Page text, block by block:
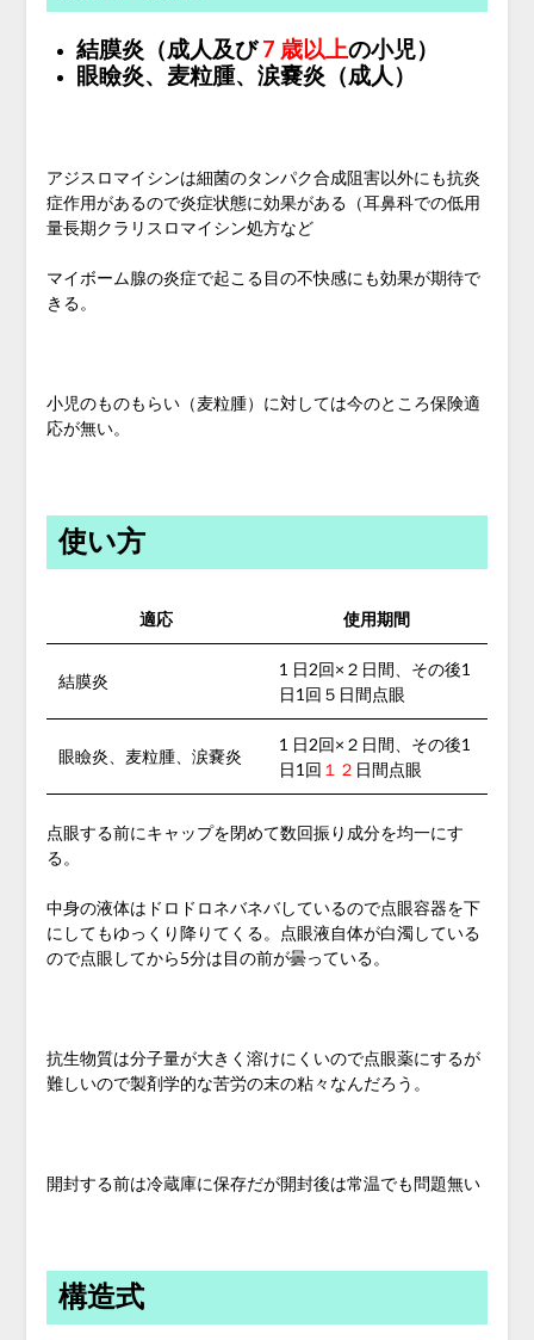
結膜炎（成人及び7 歳以上の小児）
眼瞼炎、麦粒腫、涙嚢炎（成人）
アジスロマイシンは細菌のタンパク合成阻害以外にも抗炎
症作用があるので炎症状態に効果がある（耳鼻科での低用
量長期クラリスロマイシン処方など
マイボーム腺の炎症で起こる目の不快感にも効果が期待で
きる。
小児のものもらい（麦粒腫）に対しては今のところ保険適
応が無い。
使い方
適応 使用期間
結膜炎
1 日2回×２日間、その後1
日1回５日間点眼
眼瞼炎、麦粒腫、涙嚢炎
1 日2回×２日間、その後1
日1回 １２ 日間点眼
点眼する前にキャップを閉めて数回振り成分を均一にす
る。
中身の液体はドロドロネバネバしているので点眼容器を下
にしてもゆっくり降りてくる。点眼液自体が白濁している
ので点眼してから5分は目の前が曇っている。
抗生物質は分子量が大きく溶けにくいので点眼薬にするが
難しいので製剤学的な苦労の末の粘々なんだろう。
開封する前は冷蔵庫に保存だが開封後は常温でも問題無い
構造式